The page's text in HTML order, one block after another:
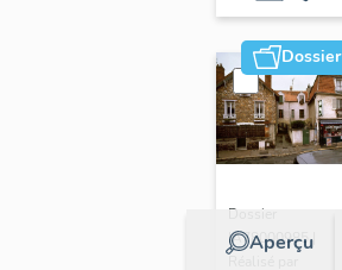
Dossier
Aperçu
Dossier
IA78000985 |